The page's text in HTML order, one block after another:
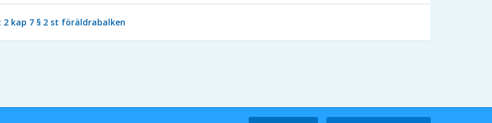
kap 7 § 2 st föräldrabalken